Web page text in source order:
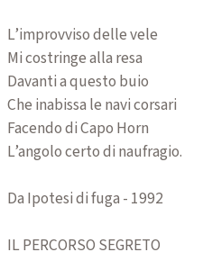
L’improvviso delle vele
Mi costringe alla resa
Davanti a questo buio
Che inabissa le navi corsari
Facendo di Capo Horn
L’angolo certo di naufragio.
Da Ipotesi di fuga - 1992
IL PERCORSO SEGRETO